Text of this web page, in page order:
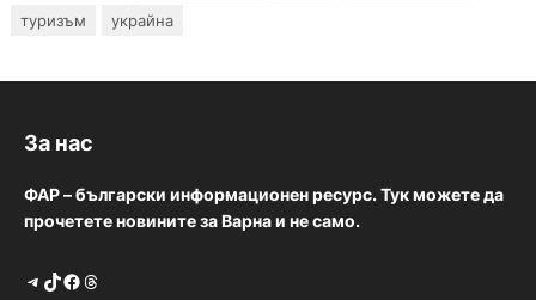
туризъм
украйна
За нас
ФАР – български информационен ресурс. Тук можете да
прочетете новините за Варна и не само.
Telegram TikTok Facebook Threads